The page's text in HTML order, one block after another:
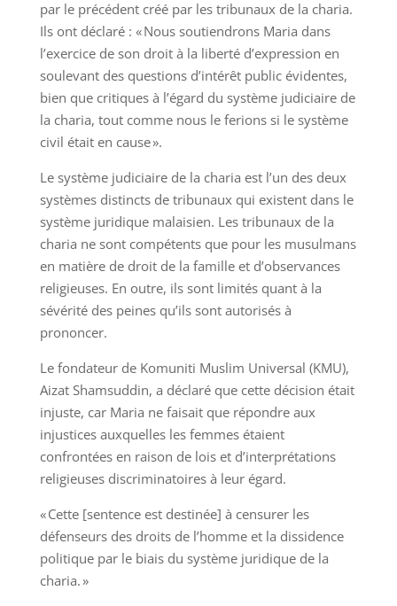
par le précédent créé par les tribunaux de la charia.
Ils ont déclaré : « Nous soutiendrons Maria dans
l’exercice de son droit à la liberté d’expression en
soulevant des questions d’intérêt public évidentes,
bien que critiques à l’égard du système judiciaire de
la charia, tout comme nous le ferions si le système
civil était en cause ».
Le système judiciaire de la charia est l’un des deux
systèmes distincts de tribunaux qui existent dans le
système juridique malaisien. Les tribunaux de la
charia ne sont compétents que pour les musulmans
en matière de droit de la famille et d’observances
religieuses. En outre, ils sont limités quant à la
sévérité des peines qu’ils sont autorisés à
prononcer.
Le fondateur de Komuniti Muslim Universal (KMU),
Aizat Shamsuddin, a déclaré que cette décision était
injuste, car Maria ne faisait que répondre aux
injustices auxquelles les femmes étaient
confrontées en raison de lois et d’interprétations
religieuses discriminatoires à leur égard.
« Cette [sentence est destinée] à censurer les
défenseurs des droits de l’homme et la dissidence
politique par le biais du système juridique de la
charia. »